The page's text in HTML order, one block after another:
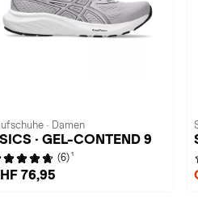
· Damen
· GEL-CONTEND 9
(6) 1
76,95